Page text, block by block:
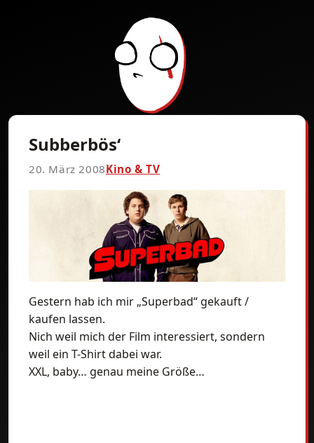
Subberbös‘
20. März 2008Kino & TV
Gestern hab ich mir „Superbad“ gekauft /
kaufen lassen.
Nich weil mich der Film interessiert, sondern
weil ein T-Shirt dabei war.
XXL, baby… genau meine Größe…